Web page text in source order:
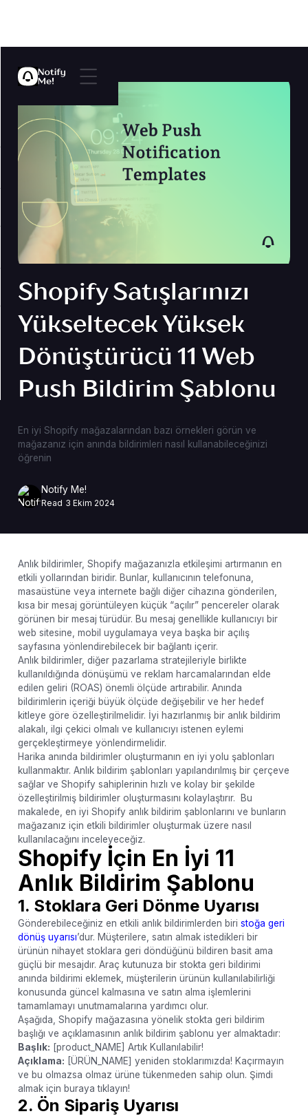
Shopify Satışlarınızı
Yükseltecek Yüksek
Dönüştürücü 11 Web
Push Bildirim Şablonu
En iyi Shopify mağazalarından bazı örnekleri görün ve
mağazanız için anında bildirimleri nasıl kullanabileceğinizi
öğrenin
Notify Me!
Read 3 Ekim 2024
Anlık bildirimler, Shopify mağazanızla etkileşimi artırmanın en
etkili yollarından biridir. Bunlar, kullanıcının telefonuna,
masaüstüne veya internete bağlı diğer cihazına gönderilen,
kısa bir mesaj görüntüleyen küçük “açılır” pencereler olarak
görünen bir mesaj türüdür. Bu mesaj genellikle kullanıcıyı bir
web sitesine, mobil uygulamaya veya başka bir açılış
sayfasına yönlendirebilecek bir bağlantı içerir.
Anlık bildirimler, diğer pazarlama stratejileriyle birlikte
kullanıldığında dönüşümü ve reklam harcamalarından elde
edilen geliri (ROAS) önemli ölçüde artırabilir. Anında
bildirimlerin içeriği büyük ölçüde değişebilir ve her hedef
kitleye göre özelleştirilmelidir. İyi hazırlanmış bir anlık bildirim
alakalı, ilgi çekici olmalı ve kullanıcıyı istenen eylemi
gerçekleştirmeye yönlendirmelidir.
Harika anında bildirimler oluşturmanın en iyi yolu şablonları
kullanmaktır. Anlık bildirim şablonları yapılandırılmış bir çerçeve
sağlar ve Shopify sahiplerinin hızlı ve kolay bir şekilde
özelleştirilmiş bildirimler oluşturmasını kolaylaştırır. Bu
makalede, en iyi Shopify anlık bildirim şablonlarını ve bunların
mağazanız için etkili bildirimler oluşturmak üzere nasıl
kullanılacağını inceleyeceğiz.
Shopify İçin En İyi 11
Anlık Bildirim Şablonu
1. Stoklara Geri Dönme Uyarısı
Gönderebileceğiniz en etkili anlık bildirimlerden biri stoğa geri
dönüş uyarısı’dur. Müşterilere, satın almak istedikleri bir
ürünün nihayet stoklara geri döndüğünü bildiren basit ama
güçlü bir mesajdır. Araç kutunuza bir stokta geri bildirimi
anında bildirimi eklemek, müşterilerin ürünün kullanılabilirliği
konusunda güncel kalmasına ve satın alma işlemlerini
tamamlamayı unutmamalarına yardımcı olur.
Aşağıda, Shopify mağazasına yönelik stokta geri bildirim
başlığı ve açıklamasının anlık bildirim şablonu yer almaktadır:
Başlık: [product_NAME] Artık Kullanılabilir!
Açıklama: [ÜRÜN_NAME] yeniden stoklarımızda! Kaçırmayın
ve bu olmazsa olmaz ürüne tükenmeden sahip olun. Şimdi
almak için buraya tıklayın!
2. Ön Sipariş Uyarısı